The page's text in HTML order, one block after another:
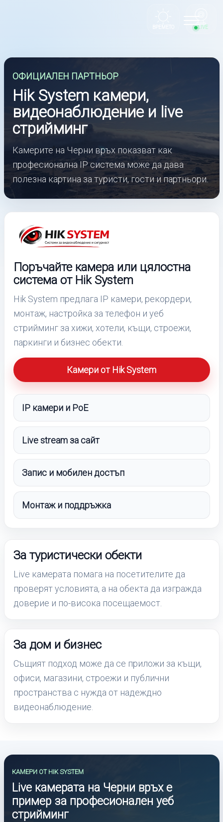
navigation
ВРЕМЕТО LIVE
ОФИЦИАЛЕН ПАРТНЬОР
Hik System камери,
видеонаблюдение и live
стрийминг
Камерите на Черни връх показват как
професионална IP система може да дава
полезна картина за туристи, гости и партньори.
Поръчайте камера или цялостна
система от Hik System
Hik System предлага IP камери, рекордери,
монтаж, настройка за телефон и уеб
стрийминг за хижи, хотели, къщи, строежи,
паркинги и бизнес обекти.
Камери от Hik System
IP камери и PoE
Live stream за сайт
Запис и мобилен достъп
Монтаж и поддръжка
За туристически обекти
Live камерата помага на посетителите да
проверят условията, а на обекта да изгражда
доверие и по-висока посещаемост.
За дом и бизнес
Същият подход може да се приложи за къщи,
офиси, магазини, строежи и публични
пространства с нужда от надеждно
видеонаблюдение.
КАМЕРИ ОТ HIK SYSTEM
Live камерата на Черни връх е
пример за професионален уеб
стрийминг